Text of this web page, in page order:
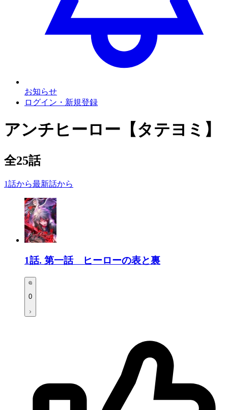
お知らせ
ログイン・新規登録
アンチヒーロー【タテヨミ】
全25話
1話から最新話から
1話. 第一話 ヒーローの表と裏
0